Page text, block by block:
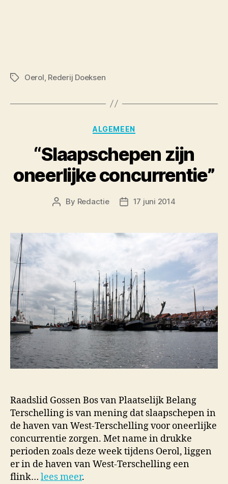
TagsOerol Rederij Doeksen
Categories
ALGEMEEN
“Slaapschepen zijn
oneerlijke concurrentie”
Post
By Redactie
Post17 juni 2014
Raadslid Gossen Bos van Plaatselijk Belang
Terschelling is van mening dat slaapschepen in
de haven van West-Terschelling voor oneerlijke
concurrentie zorgen. Met name in drukke
perioden zoals deze week tijdens Oerol, liggen
er in de haven van West-Terschelling een
flink… lees meer.